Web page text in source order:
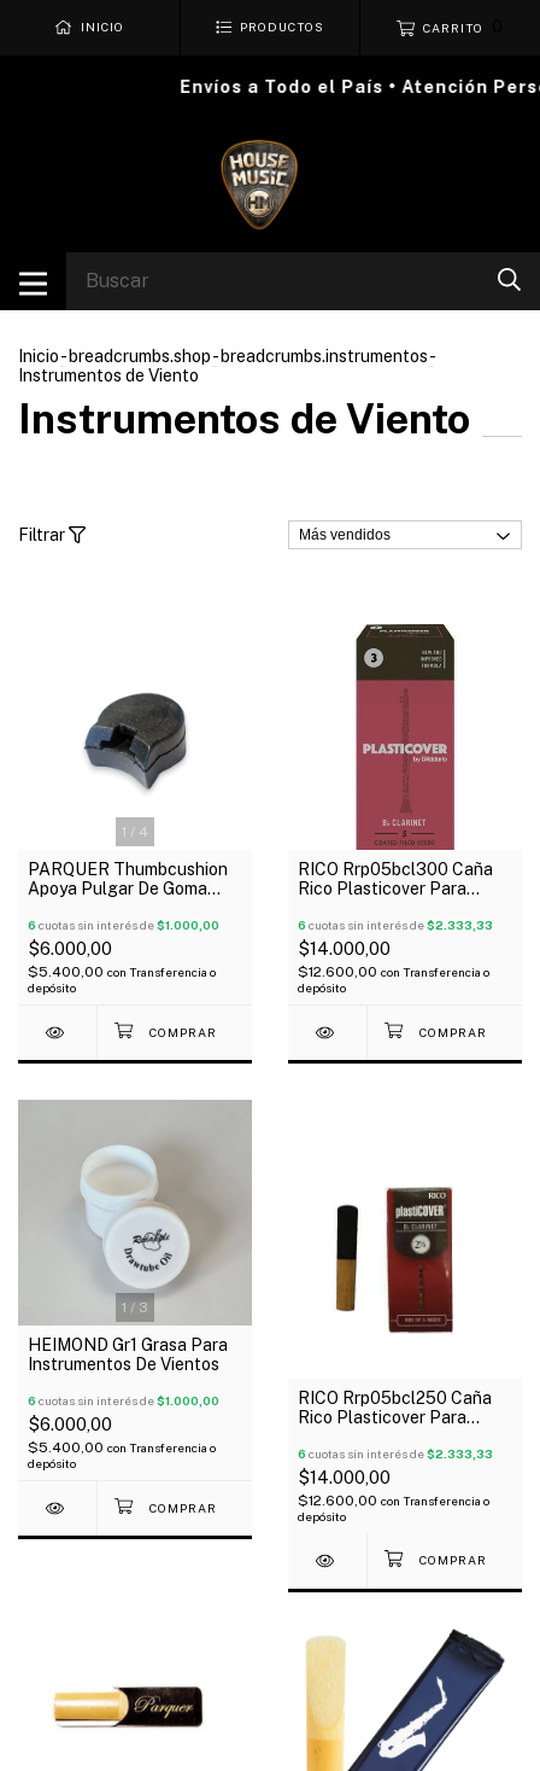
INICIO PRODUCTOS CARRITO
Envíos a Todo el País • Atención
Inicio- breadcrumbs.shop- breadcrumbs.instrumentos-
Instrumentos de Viento
Instrumentos de Viento
Filtrar
1 / 4
PARQUER Thumbcushion
Apoya Pulgar De Goma
Oferta!
6 cuotas sin interés de$1.000,00
$6.000,00
$5.400,00 con Transferencia o
depósito
RICO Rrp05bcl300 Caña
Rico Plasticover Para
6 cuotas sin interés de$2.333,33
$14.000,00
$12.600,00 con Transferencia o
depósito
1 / 3
HEIMOND Gr1 Grasa Para
Instrumentos De Vientos
6 cuotas sin interés de$1.000,00
$6.000,00
$5.400,00 con Transferencia o
depósito
RICO Rrp05bcl250 Caña
Rico Plasticover Para
6 cuotas sin interés de$2.333,33
$14.000,00
$12.600,00 con Transferencia o
depósito